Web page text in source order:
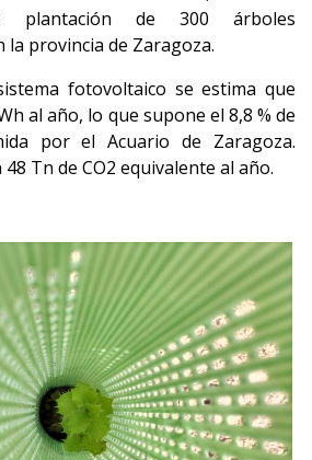
plantación de 300 árboles
provincia de Zaragoza.
fotovoltaico se estima que
al año, lo que supone el 8,8 % de
por el Acuario de Zaragoza.
Tn de CO2 equivalente al año.